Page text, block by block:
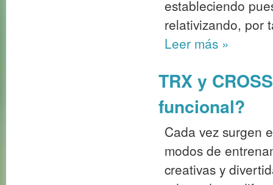
estableciendo
relativizando, por
Leer más »
TRX y
funcional?
Cada vez surgen
modos de
creativas y